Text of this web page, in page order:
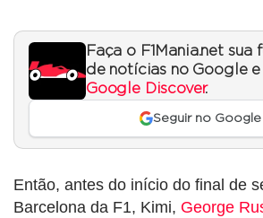
Faça o F1Mania.net
de notícias no Google
Google Discover.
Seguir no Google
Então, antes do início do final de
Barcelona da F1, Kimi, George